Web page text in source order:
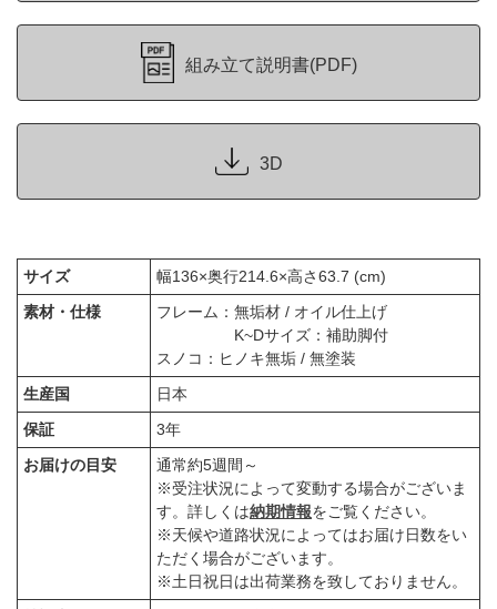
組み立て説明書(PDF)
3D
サイズ
幅136×奥行214.6×高さ63.7 (cm)
素材・仕様
フレーム：無垢材 / オイル仕上げ
K~Dサイズ：補助脚付
スノコ：ヒノキ無垢 / 無塗装
生産国
日本
保証
3年
お届けの目安
通常約5週間～
※受注状況によって変動する場合がございま
す。詳しくは納期情報をご覧ください。
※天候や道路状況によってはお届け日数をい
ただく場合がございます。
※土日祝日は出荷業務を致しておりません。